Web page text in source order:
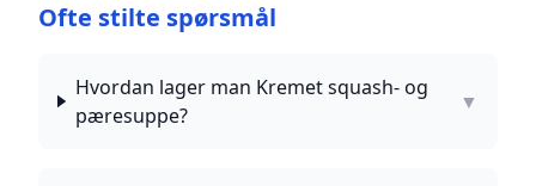
Ofte stilte spørsmål
Hvordan lager man Kremet squash- og
pæresuppe?
▼